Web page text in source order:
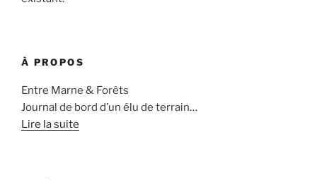
À PROPOS
Entre Marne & Forêts
Journal de bord d’un élu de terrain…
Lire la suite